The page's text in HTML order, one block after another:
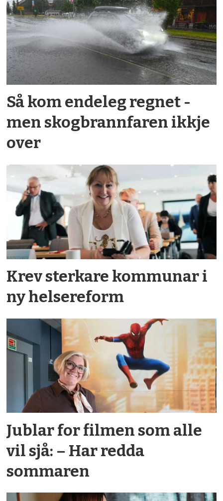
Så kom endeleg regnet -
men skog­brann­faren ikkje
over
Krev sterkare kommunar i
ny helsereform
Jublar for filmen som alle
vil sjå: – Har redda
sommaren